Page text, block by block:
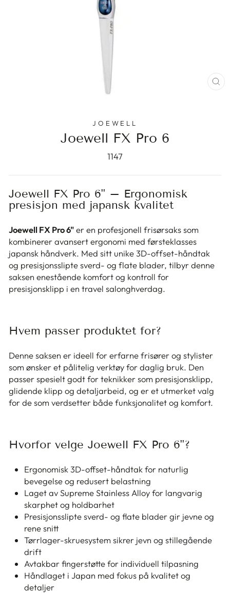
JOEWELL
Joewell FX Pro 6
1147
Joewell FX Pro 6" – Ergonomisk
presisjon med japansk kvalitet
Joewell FX Pro 6"er en profesjonell frisørsaks som
kombinerer avansert ergonomi med førsteklasses
japansk håndverk. Med sitt unike 3D-offset-håndtak
og presisjonsslipte sverd- og flate blader, tilbyr denne
saksen enestående komfort og kontroll for
presisjonsklipp i en travel salonghverdag.
Hvem passer produktet for?
Denne saksen er ideell for erfarne frisører og stylister
som ønsker et pålitelig verktøy for daglig bruk. Den
passer spesielt godt for teknikker som presisjonsklipp,
glidende klipp og detaljarbeid, og er et utmerket valg
for de som verdsetter både funksjonalitet og komfort.
Hvorfor velge Joewell FX Pro 6"?
Ergonomisk 3D-offset-håndtak for naturlig
bevegelse og redusert belastning
Laget av Supreme Stainless Alloy for langvarig
skarphet og holdbarhet
Presisjonsslipte sverd- og flate blader gir jevne og
rene snitt
Tørrlager-skruesystem sikrer jevn og stillegående
drift
Avtakbar fingerstøtte for individuell tilpasning
Håndlaget i Japan med fokus på kvalitet og
detaljer